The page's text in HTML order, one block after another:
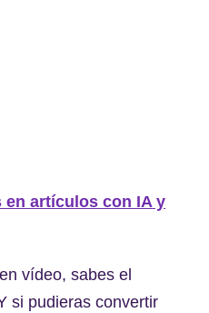
artículos con IA y
vídeo, sabes el
si pudieras convertir